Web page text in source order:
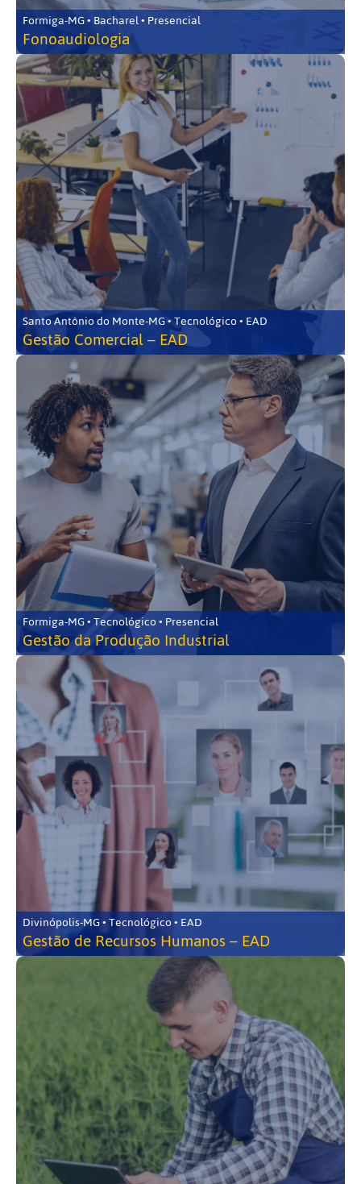
Formiga-MG • Bacharel • Presencial
Fonoaudiologia
Santo Antônio do Monte-MG • Tecnológico • EAD
Gestão Comercial – EAD
Formiga-MG • Tecnológico • Presencial
Gestão da Produção Industrial
Divinópolis-MG • Tecnológico • EAD
Gestão de Recursos Humanos – EAD